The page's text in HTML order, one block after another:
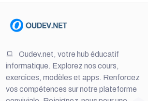
Oudev.net, votre hub éducatif
informatique. Explorez nos cours,
exercices, modèles et apps. Renforcez
vos compétences sur notre plateforme